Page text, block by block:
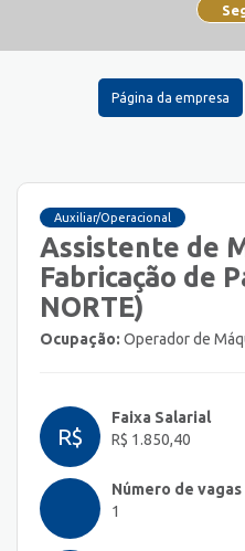
Página da empresa
Auxiliar/Operacional
Assistente de
Fabricação de
NORTE)
Ocupação: Operador de
R$
Faixa Salarial
R$ 1.850,40
Número de vagas
1